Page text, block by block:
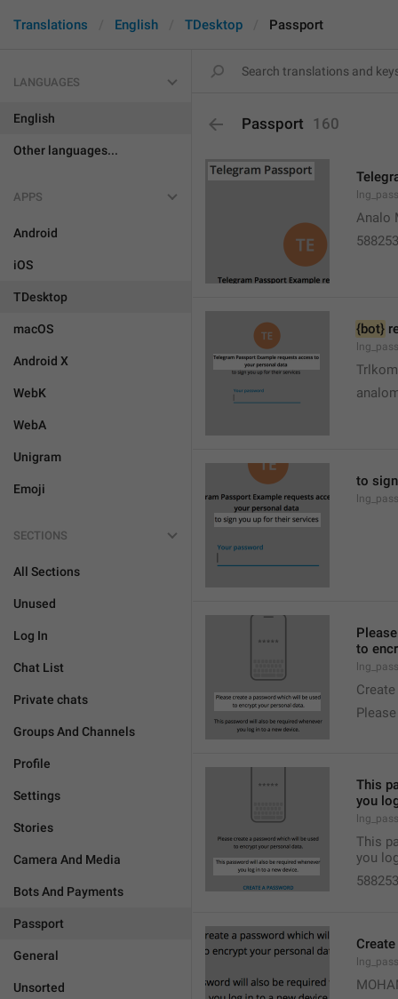
Translations English TDesktop Passport
LANGUAGES
English
Other languages...
APPS
Android
iOS
TDesktop
macOS
Android X
WebK
WebA
Unigram
Emoji
SECTIONS
All Sections
Unused
Log In
Chat List
Private chats
Groups And Channels
Profile
Settings
Stories
Camera And Media
Bots And Payments
Passport
General
Unsorted
Passport 160
Analo
{bot}
to
to
This
you
This
you